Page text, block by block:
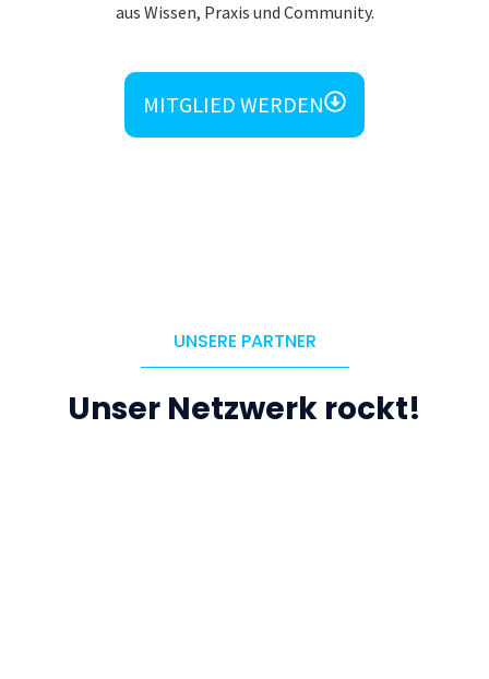
aus Wissen, Praxis und Community.
MITGLIED WERDEN
UNSERE PARTNER
Unser Netzwerk rockt!